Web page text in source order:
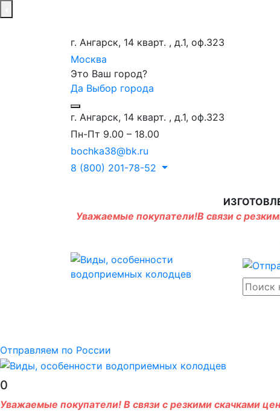
г. Ангарск, 14 кварт. , д.1, оф.323
Москва
Это Ваш город?
Да Выбор города
г. Ангарск, 14 кварт. , д.1, оф.323
Пн-Пт 9.00 – 18.00
bochka38@bk.ru
8 (800) 201-78-52
Уважаемые покупатели!В связи с
Отправляем по России
0
Уважаемые покупатели! В связи с резкими скачками